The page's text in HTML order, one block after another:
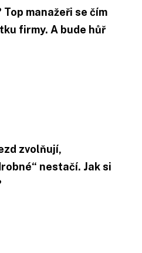
manažeři se čím
firmy. A bude hůř
zvolňují,
nestačí. Jak si